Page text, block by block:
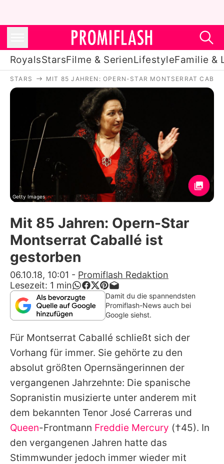
RoyalsStarsFilme & SerienLifestyleFamilie &
Royals
Stars
Filme & Serien
Lifestyle
Familie & Liebe
Promiflash Exklusiv
Alle Themen auf Promiflash
App runterladen
Team
Redaktionelle Richtlinien
Impressum
Datenschutzerklärung
Nutzungsbedingungen
Utiq verwalten
STARS MIT 85 JAHREN: OPERN-STAR MONTSERRAT
Getty Images
Mit 85 Jahren: Opern-Star
Montserrat Caballé ist
gestorben
06.10.18, 10:01 - Promiflash Redaktion
Lesezeit: 1 min
Damit du die spannendsten
Promiflash-News auch bei
Google siehst.
Für Montserrat Caballé schließt sich der
Vorhang für immer. Sie gehörte zu den
absolut größten Opernsängerinnen der
vergangenen Jahrzehnte: Die spanische
Sopranistin musizierte unter anderem mit
dem bekannten Tenor José Carreras und
Queen-Frontmann Freddie Mercury (†45). In
den vergangenen Jahren hatte das
Stimmwunder jedoch immer wieder mit